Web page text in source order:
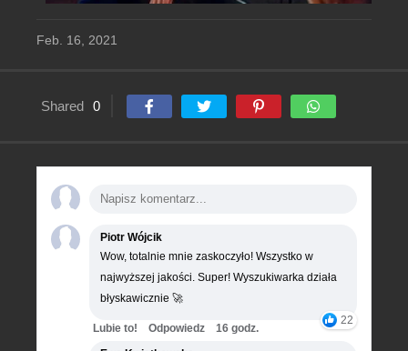
Feb. 16, 2021
Shared 0
Piotr Wójcik
Wow, totalnie mnie zaskoczyło! Wszystko w
najwyższej jakości. Super! Wyszukiwarka działa
błyskawicznie 🚀
22
Lubie to! Odpowiedz
16 godz.